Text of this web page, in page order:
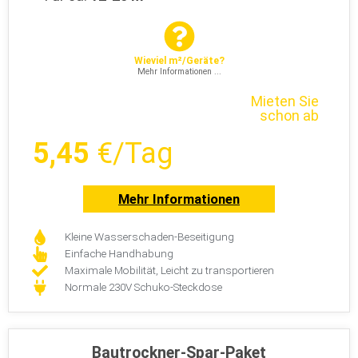
Wieviel m²/Geräte?
Mehr Informationen ...
Mieten Sie
schon ab
5,45 €/Tag
Mehr Informationen
Kleine Wasserschaden-Beseitigung
Einfache Handhabung
Maximale Mobilität, Leicht zu transportieren
Normale 230V Schuko-Steckdose
Bautrockner-Spar-Paket